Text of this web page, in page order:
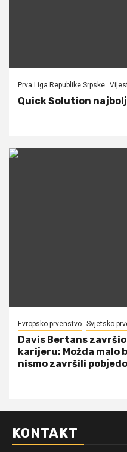
Prva Liga Republike Srpske
Quick Solution
Evropsko prvenstvo Svjetsko
Davis Bertans
karijeru: Možda malo
nismo završili
KONTAKT